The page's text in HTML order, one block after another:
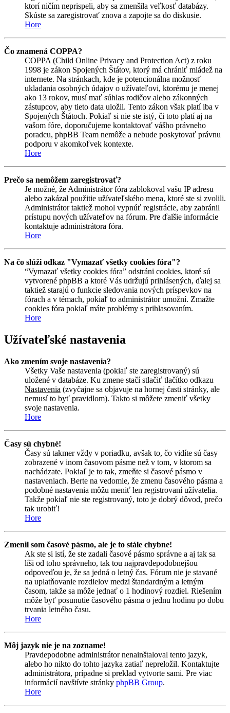
ktorí ničím neprispeli, aby sa zmenšila veľkosť databázy.
Skúste sa zaregistrovať znova a zapojte sa do diskusie.
Hore
Čo znamená COPPA?
COPPA (Child Online Privacy and Protection Act) z roku
1998 je zákon Spojených Štátov, ktorý má chrániť mládež na
internete. Na stránkach, kde je potencionálna možnosť
ukladania osobných údajov o užívateľovi, ktorému je menej
ako 13 rokov, musí mať súhlas rodičov alebo zákonných
zástupcov, aby tieto data uložil. Tento zákon však platí iba v
Spojených Štátoch. Pokiaľ si nie ste istý, či toto platí aj na
vašom fóre, doporučujeme kontaktovať vášho právneho
poradcu, phpBB Team nemôže a nebude poskytovať právnu
podporu v akomkoľvek kontexte.
Hore
Prečo sa nemôžem zaregistrovať?
Je možné, že Administrátor fóra zablokoval vašu IP adresu
alebo zakázal použitie užívateľského mena, ktoré ste si zvolili.
Administrátor taktiež mohol vypnúť registrácie, aby zabránil
prístupu nových užívateľov na fórum. Pre ďalšie informácie
kontaktuje administrátora fóra.
Hore
Na čo slúži odkaz "Vymazať všetky cookies fóra"?
“Vymazať všetky cookies fóra” odstráni cookies, ktoré sú
vytvorené phpBB a ktoré Vás udržujú prihlásených, ďalej sa
taktiež starajú o funkcie sledovania nových príspevkov na
fórach a v témach, pokiaľ to administrátor umožní. Zmažte
cookies fóra pokiaľ máte problémy s prihlasovaním.
Hore
Užívateľské nastavenia
Ako zmením svoje nastavenia?
Všetky Vaše nastavenia (pokiaľ ste zaregistrovaný) sú
uložené v databáze. Ku zmene stačí stlačiť tlačítko odkazu
Nastavenia (zvyčajne sa objavuje na hornej časti stránky, ale
nemusí to byť pravidlom). Takto si môžete zmeniť všetky
svoje nastavenia.
Hore
Časy sú chybné!
Časy sú takmer vždy v poriadku, avšak to, čo vidíte sú časy
zobrazené v inom časovom pásme než v tom, v ktorom sa
nachádzate. Pokiaľ je to tak, zmeňte si časové pásmo v
nastaveniach. Berte na vedomie, že zmenu časového pásma a
podobné nastavenia môžu meniť len registrovaní užívatelia.
Takže pokiaľ nie ste registrovaný, toto je dobrý dôvod, prečo
tak urobiť!
Hore
Zmenil som časové pásmo, ale je to stále chybne!
Ak ste si istí, že ste zadali časové pásmo správne a aj tak sa
líši od toho správneho, tak tou najpravdepodobnejšou
odpoveďou je, že sa jedná o letný čas. Fórum nie je stavané
na uplatňovanie rozdielov medzi štandardným a letným
časom, takže sa môže jednať o 1 hodinový rozdiel. Riešením
môže byť posunutie časového pásma o jednu hodinu po dobu
trvania letného času.
Hore
Môj jazyk nie je na zozname!
Pravdepodobne administrátor nenainštaloval tento jazyk,
alebo ho nikto do tohto jazyka zatiaľ nepreložil. Kontaktujte
administrátora, prípadne si preklad vytvorte sami. Pre viac
informácií navštívte stránky phpBB Group.
Hore